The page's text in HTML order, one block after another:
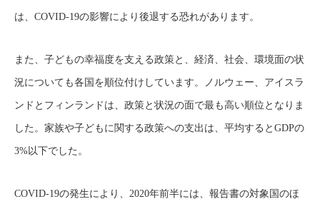
は、COVID-19の影響により後退する恐れがあります。
また、子どもの幸福度を支える政策と、経済、社会、環境面の状
況についても各国を順位付けしています。ノルウェー、アイスラ
ンドとフィンランドは、政策と状況の面で最も高い順位となりま
した。家族や子どもに関する政策への支出は、平均するとGDPの
3%以下でした。
COVID-19の発生により、2020年前半には、報告書の対象国のほ